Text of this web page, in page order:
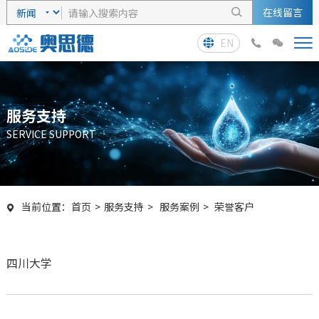
 在线留言
 EN  
服务支持
SERVICE SUPPORT
 当前位置： 首页 > 服务支持 > 服务案例 > 荣誉客户
四川大学